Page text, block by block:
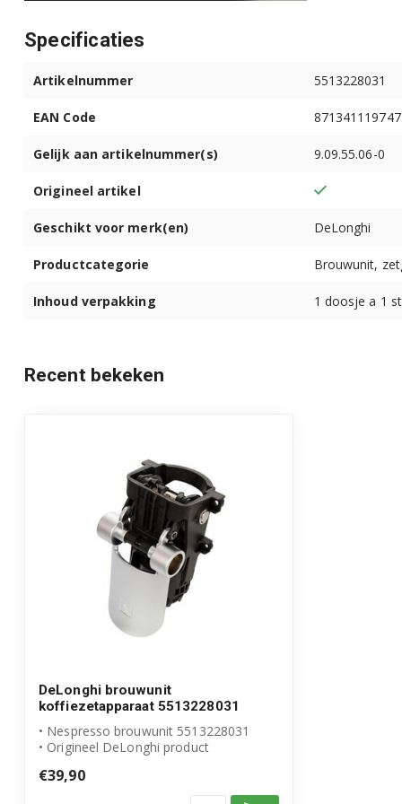
EN520.B 0132193077EX1
EN520.B 0132193078EX1
EN520.B 0132193079
EN520.B 0132193079EX1
EN520.B 0132193080
EN520.B 0132193080EX1
EN520.B 0132193081
EN520.B 0132193083
EN520.B 0132193083EX1
EN520.B 0132193084
EN520.B 0132193085
EN520.B 0132193085EX1
EN520.B 0132193086EX1
EN520.B 0132193087
EN520.B 0132193087EX1
Specificaties
Artikelnummer 5513228031
EAN Code
Gelijk aan artikelnummer(s) 9.09.55.06-0
Origineel artikel
Geschikt voor merk(en) DeLonghi
Productcategorie Brouwunit,
Inhoud verpakking 1 doosje a 1
Recent bekeken
DeLonghi brouwunit
koffiezetapparaat 5513228031
• Nespresso brouwunit 5513228031
• Origineel DeLonghi product
€39,90